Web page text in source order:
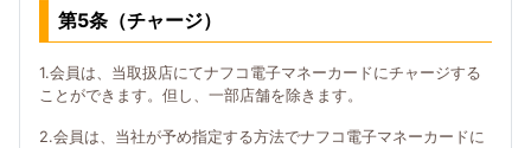
第5条（チャージ）
1.会員は、当取扱店にてナフコ電子マネーカードにチャージする
ことができます。但し、一部店舗を除きます。
2.会員は、当社が予め指定する方法でナフコ電子マネーカードに